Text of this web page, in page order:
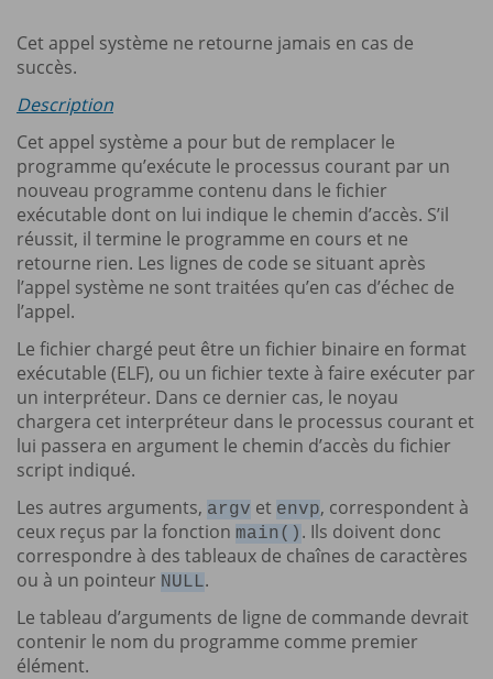
Cet appel système ne retourne jamais en cas de
succès.
Description
Cet appel système a pour but de remplacer le
programme qu’exécute le processus courant par un
nouveau programme contenu dans le fichier
exécutable dont on lui indique le chemin d’accès. S’il
réussit, il termine le programme en cours et ne
retourne rien. Les lignes de code se situant après
l’appel système ne sont traitées qu’en cas d’échec de
l’appel.
Le fichier chargé peut être un fichier binaire en format
exécutable (ELF), ou un fichier texte à faire exécuter par
un interpréteur. Dans ce dernier cas, le noyau
chargera cet interpréteur dans le processus courant et
lui passera en argument le chemin d’accès du fichier
script indiqué.
Les autres arguments, argv et envp, correspondent à
ceux reçus par la fonction main() . Ils doivent donc
correspondre à des tableaux de chaînes de caractères
ou à un pointeur NULL.
Le tableau d’arguments de ligne de commande devrait
contenir le nom du programme comme premier
élément.